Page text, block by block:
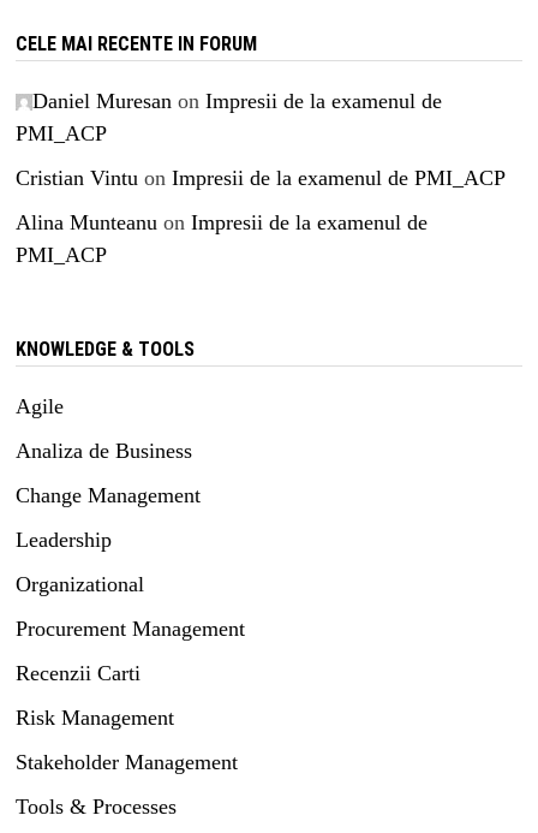
CELE MAI RECENTE IN FORUM
Daniel Muresan on Impresii de la examenul de
PMI_ACP
Cristian Vintu on Impresii de la examenul de PMI_ACP
Alina Munteanu on Impresii de la examenul de
PMI_ACP
KNOWLEDGE & TOOLS
Agile
Analiza de Business
Change Management
Leadership
Organizational
Procurement Management
Recenzii Carti
Risk Management
Stakeholder Management
Tools & Processes